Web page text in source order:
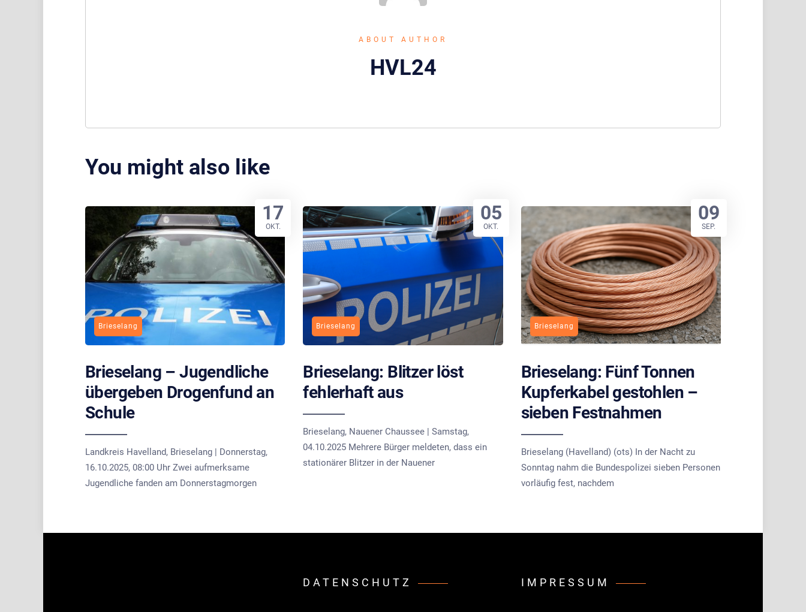
ABOUT AUTHOR
HVL24
You might also like
Brieselang
Brieselang – Jugendliche
übergeben Drogenfund an
Schule
Landkreis Havelland, Brieselang | Donnerstag,
16.10.2025, 08:00 Uhr Zwei aufmerksame
Jugendliche fanden am Donnerstagmorgen
17
OKT.
Brieselang
Brieselang: Blitzer löst
fehlerhaft aus
Brieselang, Nauener Chaussee | Samstag,
04.10.2025 Mehrere Bürger meldeten, dass ein
stationärer Blitzer in der Nauener
05
OKT.
Brieselang
Brieselang: Fünf Tonnen
Kupferkabel gestohlen –
sieben Festnahmen
Brieselang (Havelland) (ots) In der Nacht zu
Sonntag nahm die Bundespolizei sieben Personen
vorläufig fest, nachdem
09
SEP.
DATENSCHUTZ IMPRESSUM